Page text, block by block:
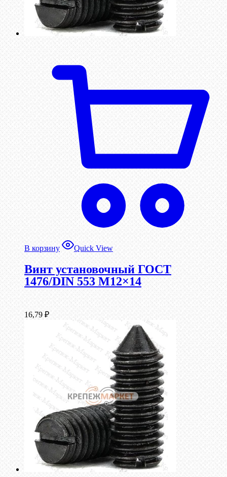
В корзину Quick View
Винт установочный ГОСТ
1476/DIN 553 М12×14
16,79 ₽